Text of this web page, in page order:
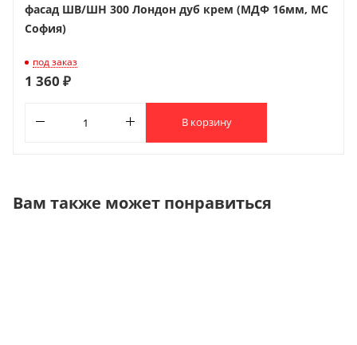
фасад ШВ/ШН 300 Лондон дуб крем (МДФ 16мм, МС
София)
под заказ
1 360 ₽
В корзину
Вам также может понравиться